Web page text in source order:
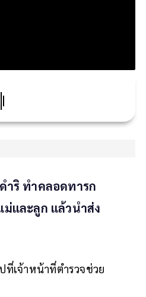
ำริ ทำคลอดทารก
และลูก แล้วนำส่ง
ที่เจ้าหน้าที่ตำรวจช่วย